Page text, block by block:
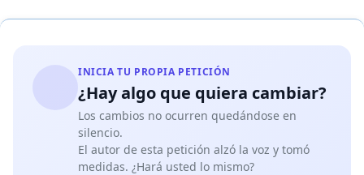
INICIA TU PROPIA PETICIÓN
¿Hay algo que quiera cambiar?
Los cambios no ocurren quedándose en
silencio.
El autor de esta petición alzó la voz y tomó
medidas. ¿Hará usted lo mismo?